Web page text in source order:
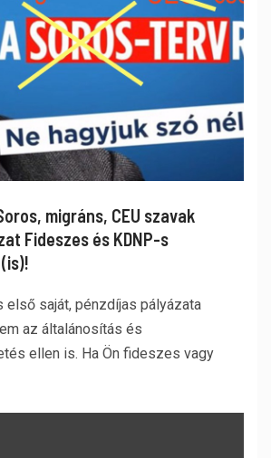
migráns, CEU szavak
Fideszes és KDNP-s
első saját, pénzdíjas pályázata
az általánosítás és
ellen is. Ha Ön fideszes vagy